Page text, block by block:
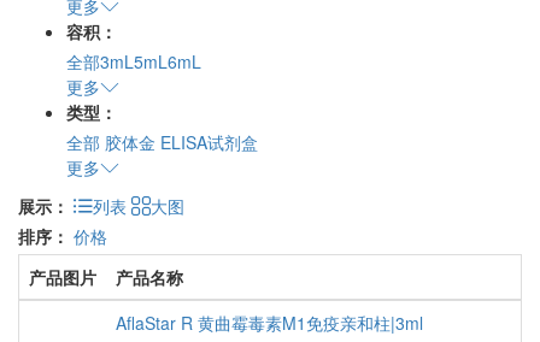
更多
容积：
全部3mL5mL6mL
更多
类型：
全部 胶体金 ELISA试剂盒
更多
展示：
列表
大图
排序： 价格
产品图片
产品名称
AflaStar R 黄曲霉毒素M1免疫亲和柱|3ml